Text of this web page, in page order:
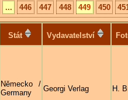
... 446 447 448 449 450
Stát Vydavatelství
Německo /
Germany
Georgi Verlag H.